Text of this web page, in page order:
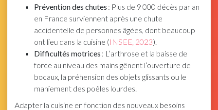
Prévention des chutes : Plus de 9 000 décès par an
en France surviennent après une chute
accidentelle de personnes âgées, dont beaucoup
ont lieu dans la cuisine (INSEE, 2023).
Difficultés motrices : L’arthrose et la baisse de
force au niveau des mains gênent l’ouverture de
bocaux, la préhension des objets glissants ou le
maniement des poêles lourdes.
Adapter la cuisine en fonction des nouveaux besoins